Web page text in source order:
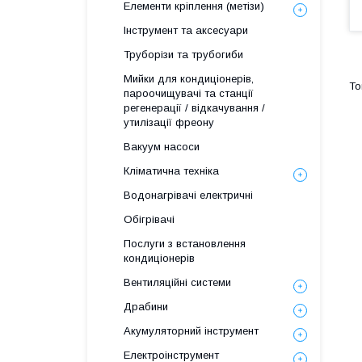
Елементи кріплення (метізи)
Інструмент та аксесуари
Труборізи та трубогиби
Мийки для кондиціонерів,
пароочищувачі та станції
регенерації / відкачування /
утилізації фреону
Вакуум насоси
Кліматична техніка
Водонагрівачі електричні
Обігрівачі
Послуги з встановлення
кондиціонерів
Вентиляційні системи
Драбини
Акумуляторний інструмент
Електроінструмент